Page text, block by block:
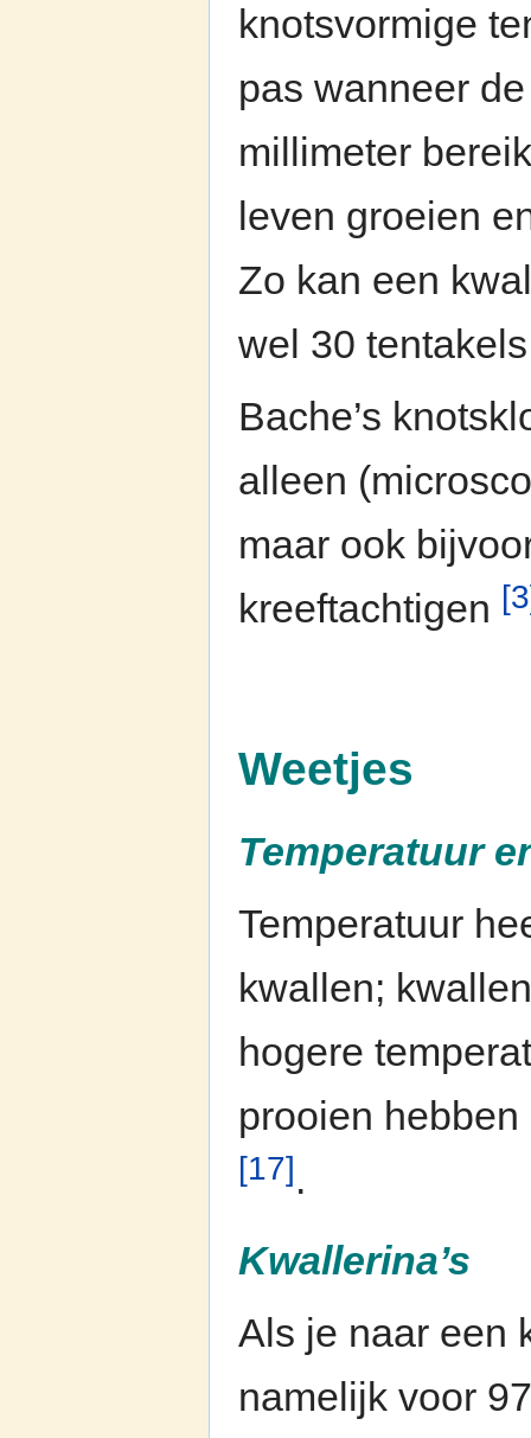
knotsvormige
pas wanneer
millimeter
leven groeien
Zo kan een
wel 30
Bache’s
alleen
maar ook
kreeftachtigen
Weetjes
Temperatuur
Temperatuur
kwallen;
hogere
prooien
[17].
Kwallerina’s
Als je naar een
namelijk voor